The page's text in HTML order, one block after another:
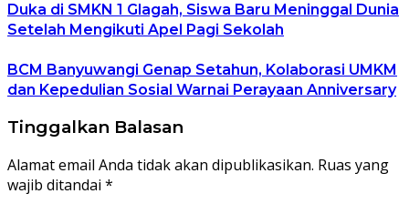
Duka di SMKN 1 Glagah, Siswa Baru Meninggal Dunia
Setelah Mengikuti Apel Pagi Sekolah
BCM Banyuwangi Genap Setahun, Kolaborasi UMKM
dan Kepedulian Sosial Warnai Perayaan Anniversary
Tinggalkan Balasan
Alamat email Anda tidak akan dipublikasikan. Ruas yang
wajib ditandai *